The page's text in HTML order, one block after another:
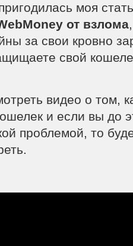
моя
от взлома
за свои кровно
свой
видео о том,
и если вы до
проблемой, то